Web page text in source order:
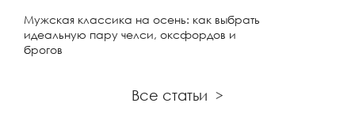
Мужская классика на осень: как выбрать
идеальную пару челси, оксфордов и
брогов
Все статьи >